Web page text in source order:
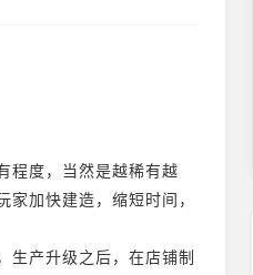
程度，当然是越稀有越
加快建造，缩短时间，
生产升级之后，在店铺制